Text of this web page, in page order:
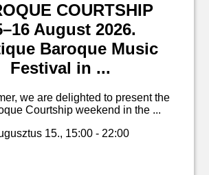
COURTSHIP
August 2026.
Baroque Music
Festival in ...
we are delighted to present the
Courtship weekend in the ...
15., 15:00 - 22:00